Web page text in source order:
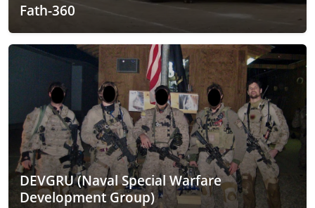
Fath-360
DEVGRU (Naval Special Warfare
Development Group)